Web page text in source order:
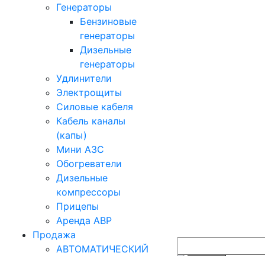
Генераторы
Бензиновые
генераторы
Дизельные
генераторы
Удлинители
Электрощиты
Силовые кабеля
Кабель каналы
(капы)
Мини АЗС
Обогреватели
Дизельные
компрессоры
Прицепы
Аренда АВР
Продажа
АВТОМАТИЧЕСКИЙ